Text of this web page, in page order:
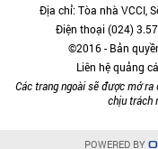
Địa chỉ: Tòa nhà VCCI,
Điện thoại (024)
©2016 - Bản
Liên hệ quảng
Các trang ngoài sẽ được mở ra
chịu trách
POWERED BY